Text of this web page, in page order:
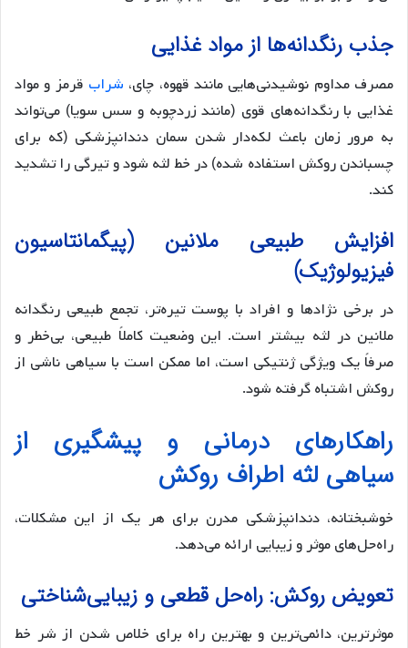
جذب رنگدانه‌ها از مواد غذایی
مصرف مداوم نوشیدنی‌هایی مانند قهوه، چای، شراب قرمز و مواد
غذایی با رنگدانه‌های قوی (مانند زردچوبه و سس سویا) می‌تواند
به مرور زمان باعث لکه‌دار شدن سمان دندانپزشکی (که برای
چسباندن روکش استفاده شده) در خط لثه شود و تیرگی را تشدید
کند.
افزایش طبیعی ملانین (پیگمانتاسیون
فیزیولوژیک)
در برخی نژادها و افراد با پوست تیره‌تر، تجمع طبیعی رنگدانه
ملانین در لثه بیشتر است. این وضعیت کاملاً طبیعی، بی‌خطر و
صرفاً یک ویژگی ژنتیکی است، اما ممکن است با سیاهی ناشی از
روکش اشتباه گرفته شود.
راهکارهای درمانی و پیشگیری از
سیاهی لثه اطراف روکش
خوشبختانه، دندانپزشکی مدرن برای هر یک از این مشکلات،
راه‌حل‌های موثر و زیبایی ارائه می‌دهد.
تعویض روکش: راه‌حل قطعی و زیبایی‌شناختی
موثرترین، دائمی‌ترین و بهترین راه برای خلاص شدن از شر خط